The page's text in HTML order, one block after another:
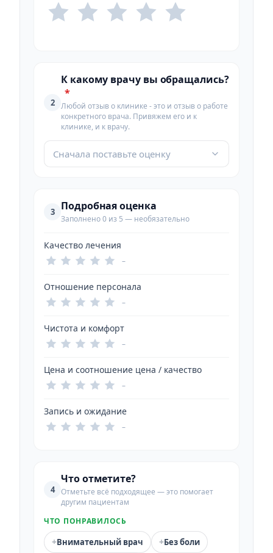
2
К какому врачу вы обращались?
*
Любой отзыв о клинике - это и отзыв о работе
конкретного врача. Привяжем его и к
клинике, и к врачу.
Сначала поставьте оценку
3 Подробная оценка
Заполнено 0 из 5 — необязательно
Качество лечения
–
Отношение персонала
–
Чистота и комфорт
–
Цена и соотношение цена / качество
–
Запись и ожидание
–
4
Что отметите?
Отметьте всё подходящее — это помогает
другим пациентам
ЧТО ПОНРАВИЛОСЬ
+Внимательный врач +Без боли